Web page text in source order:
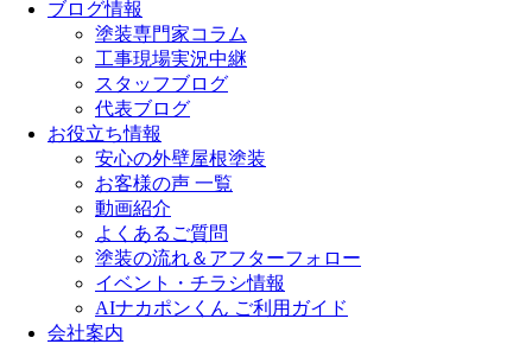
ブログ情報
塗装専門家コラム
工事現場実況中継
スタッフブログ
代表ブログ
お役立ち情報
安心の外壁屋根塗装
お客様の声 一覧
動画紹介
よくあるご質問
塗装の流れ＆アフターフォロー
イベント・チラシ情報
AIナカポンくん ご利用ガイド
会社案内